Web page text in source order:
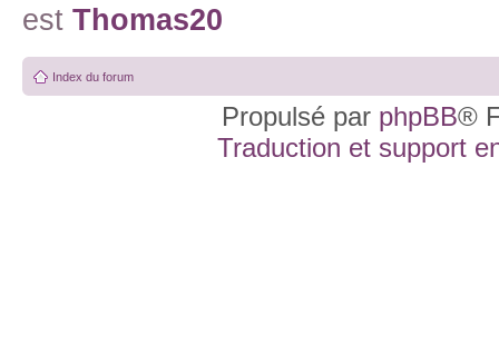
est Thomas20
Index du forum
Propulsé par phpBB®
Traduction et support